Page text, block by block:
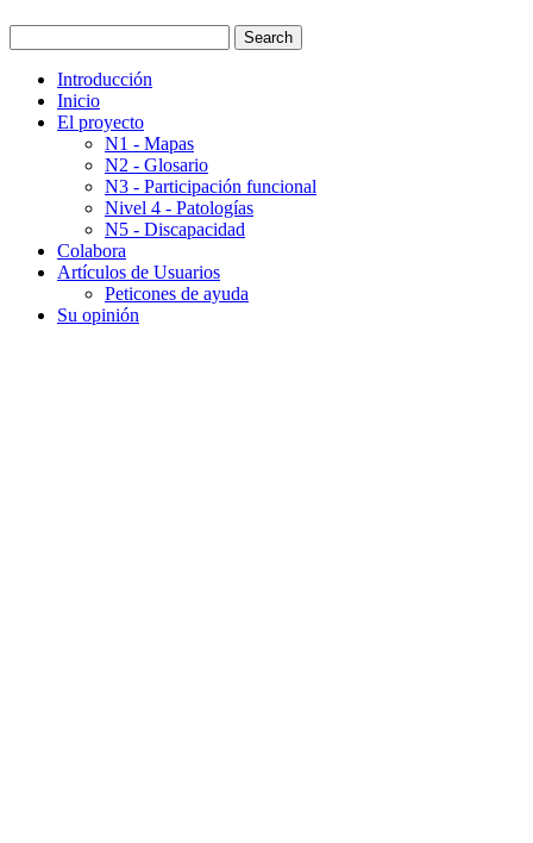
Introducción
Inicio
El proyecto
N1 - Mapas
N2 - Glosario
N3 - Participación funcional
Nivel 4 - Patologías
N5 - Discapacidad
Colabora
Artículos de Usuarios
Peticones de ayuda
Su opinión